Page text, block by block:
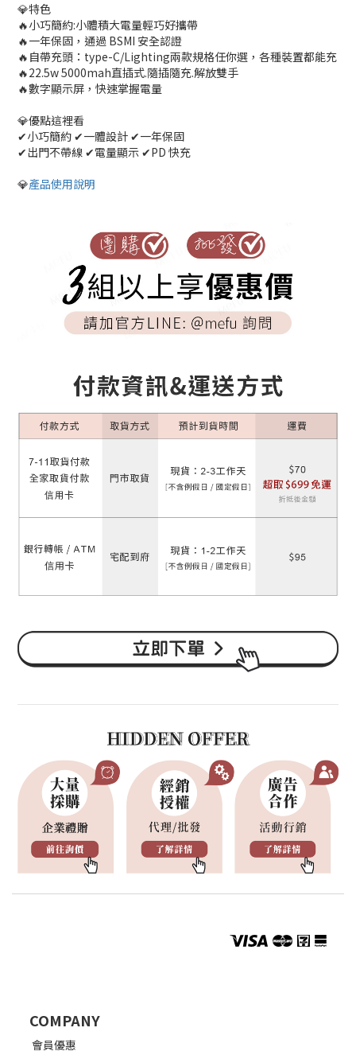
💎特色
🔥小巧簡約:小體積大電量輕巧好攜帶
🔥一年保固，通過 BSMI 安全認證
🔥自帶充頭：type-C/Lighting兩款規格任你選，各種裝置都能充
🔥22.5w 5000mah直插式.隨插隨充.解放雙手
🔥數字顯示屏，快速掌握電量
💎優點這裡看
✔小巧簡約 ✔一體設計 ✔一年保固
✔出門不帶線 ✔電量顯示 ✔PD 快充
💎產品使用說明
COMPANY
會員優惠